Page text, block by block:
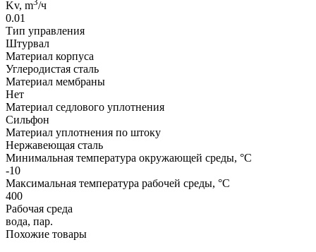
Kv, m /ч
0.01
Тип управления
Штурвал
Материал корпуса
Углеродистая сталь
Материал мембраны
Нет
Материал седлового уплотнения
Сильфон
Материал уплотнения по штоку
Нержавеющая сталь
Минимальная температура окружающей среды, °C
-10
Максимальная температура рабочей среды, °C
400
Рабочая среда
вода, пар.
Похожие товары